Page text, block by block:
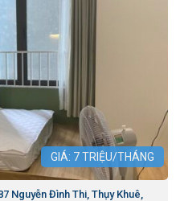
GIÁ: 7TRIỆU/THÁNG
Nguyễn Đình Thi, Thụy Khuê,